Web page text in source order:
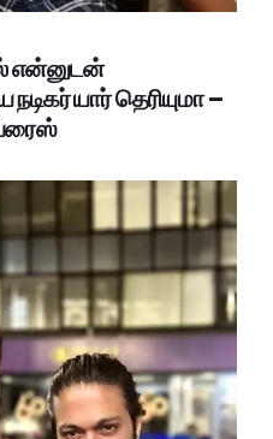
என்னுடன்
நடிகர் யார் தெரியுமா –